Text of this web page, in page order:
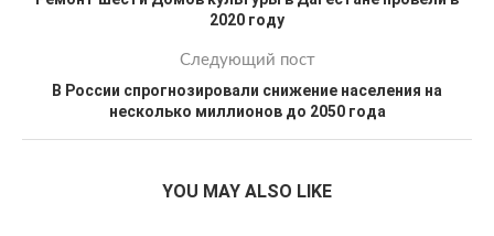
2020 году
Следующий пост
В России спрогнозировали снижение населения на
несколько миллионов до 2050 года
YOU MAY ALSO LIKE